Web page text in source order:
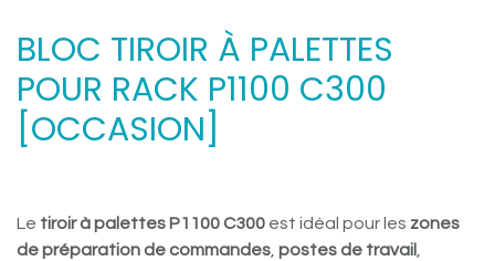
BLOC TIROIR À PALETTES
POUR RACK P1100 C300
[OCCASION]
Le tiroir à palettes P1100 C300 est idéal pour les zones
de préparation de commandes, postes de travail ,